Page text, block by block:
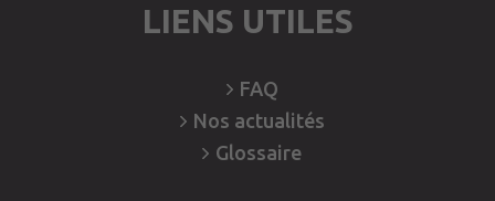
LIENS UTILES
FAQ
Nos actualités
Glossaire